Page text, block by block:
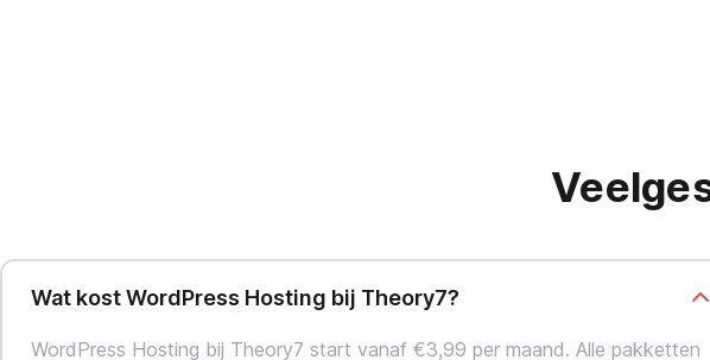
Wat kost WordPress Hosting bij Theory7?
WordPress Hosting bij Theory7 start vanaf €3,99 per maand. Alle pakketten